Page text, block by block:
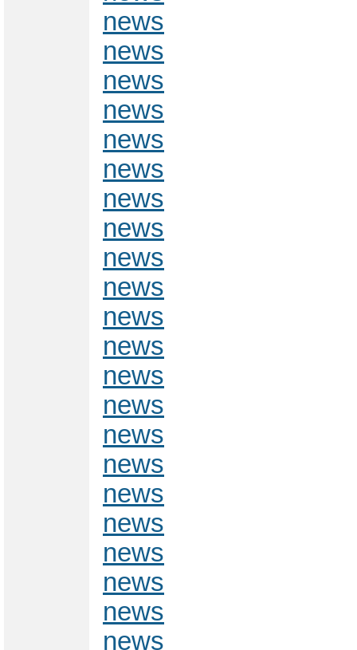
news
news
news
news
news
news
news
news
news
news
news
news
news
news
news
news
news
news
news
news
news
news